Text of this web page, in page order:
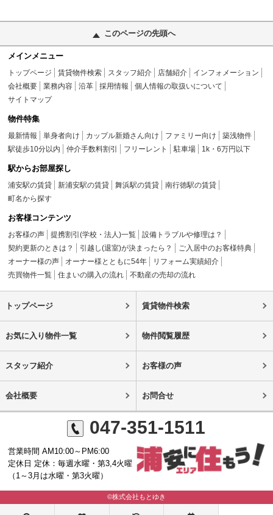
このページの先頭へ
メインメニュー
トップページ 賃貸物件検索 スタッフ紹介 店舗紹介
インフォメーション
会社概要
業務内容 沿革 採用情報
個人情報の取扱いについて
サイトマップ
物件特集
最新情報 単身者向け カップル新婚さん向け ファミリー向け
築浅物件
駅徒歩10分以内
仲介手数料割引 フリーレント 駐車場 1k・6万円以下
駅からお部屋探し
浦安駅の賃貸 新浦安駅の賃貸 舞浜駅の賃貸
南行徳駅の賃貸
町名から探す
お客様コンテンツ
お客様の声 提携割引(学校・法人)一覧
設備トラブルや修理は？
契約更新のときは？
引越し(退室)が決まったら？
ご入居中のお客様特典
オーナー様の声
オーナー様とともに54年
リフォーム実績紹介
売買物件一覧
住まいの購入の流れ 不動産の売却の流れ
トップページ 賃貸物件検索
お気に入り物件一覧 物件閲覧履歴
スタッフ紹介 お客様の声
会社概要 お問合せ
047-351-1511
営業時間 AM10:00～PM6:00
定休日 定休：毎週水曜・第3,4火曜
（1～3月は水曜・第3火曜）
©株式会社もとゆき